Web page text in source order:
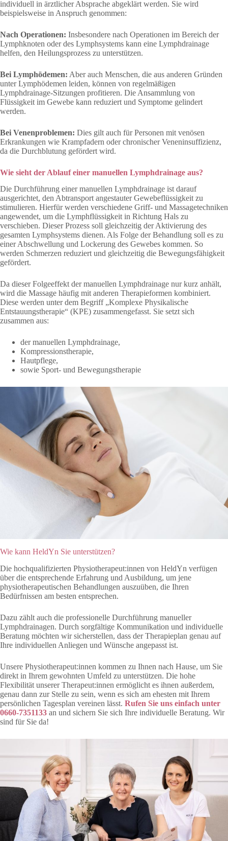
individuell in ärztlicher Absprache abgeklärt werden. Sie wird
beispielsweise in Anspruch genommen:
Nach Operationen: Insbesondere nach Operationen im Bereich der
Lymphknoten oder des Lymphsystems kann eine Lymphdrainage
helfen, den Heilungsprozess zu unterstützen.
Bei Lymphödemen: Aber auch Menschen, die aus anderen Gründen
unter Lymphödemen leiden, können von regelmäßigen
Lymphdrainage-Sitzungen profitieren. Die Ansammlung von
Flüssigkeit im Gewebe kann reduziert und Symptome gelindert
werden.
Bei Venenproblemen: Dies gilt auch für Personen mit venösen
Erkrankungen wie Krampfadern oder chronischer Veneninsuffizienz,
da die Durchblutung gefördert wird.
Wie sieht der Ablauf einer manuellen Lymphdrainage aus?
Die Durchführung einer manuellen Lymphdrainage ist darauf
ausgerichtet, den Abtransport angestauter Gewebeflüssigkeit zu
stimulieren. Hierfür werden verschiedene Griff- und Massagetechniken
angewendet, um die Lymphflüssigkeit in Richtung Hals zu
verschieben. Dieser Prozess soll gleichzeitig der Aktivierung des
gesamten Lymphsystems dienen. Als Folge der Behandlung soll es zu
einer Abschwellung und Lockerung des Gewebes kommen. So
werden Schmerzen reduziert und gleichzeitig die Bewegungsfähigkeit
gefördert.
Da dieser Folgeeffekt der manuellen Lymphdrainage nur kurz anhält,
wird die Massage häufig mit anderen Therapieformen kombiniert.
Diese werden unter dem Begriff „Komplexe Physikalische
Entstauungstherapie“ (KPE) zusammengefasst. Sie setzt sich
zusammen aus:
der manuellen Lymphdrainage,
Kompressionstherapie,
Hautpflege,
sowie Sport- und Bewegungstherapie
Wie kann HeldYn Sie unterstützen?
Die hochqualifizierten Physiotherapeut:innen von HeldYn verfügen
über die entsprechende Erfahrung und Ausbildung, um jene
physiotherapeutischen Behandlungen auszuüben, die Ihren
Bedürfnissen am besten entsprechen.
Dazu zählt auch die professionelle Durchführung manueller
Lymphdrainagen. Durch sorgfältige Kommunikation und individuelle
Beratung möchten wir sicherstellen, dass der Therapieplan genau auf
Ihre individuellen Anliegen und Wünsche angepasst ist.
Unsere Physiotherapeut:innen kommen zu Ihnen nach Hause, um Sie
direkt in Ihrem gewohnten Umfeld zu unterstützen. Die hohe
Flexibilität unserer Therapeut:innen ermöglicht es ihnen außerdem,
genau dann zur Stelle zu sein, wenn es sich am ehesten mit Ihrem
persönlichen Tagesplan vereinen lässt. Rufen Sie uns einfach unter
0660-7351133 an und sichern Sie sich Ihre individuelle Beratung. Wir
sind für Sie da!